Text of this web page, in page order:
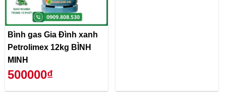
Bình gas Gia Đình xanh
Petrolimex 12kg BÌNH
MINH
500000₫